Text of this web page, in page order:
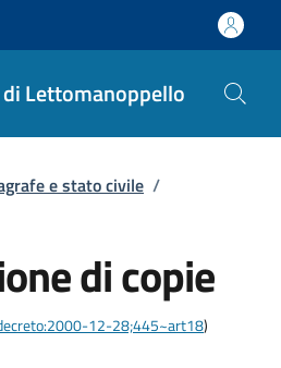
Lettomanoppello
e stato civile /
di copie
12-28;445~art18)